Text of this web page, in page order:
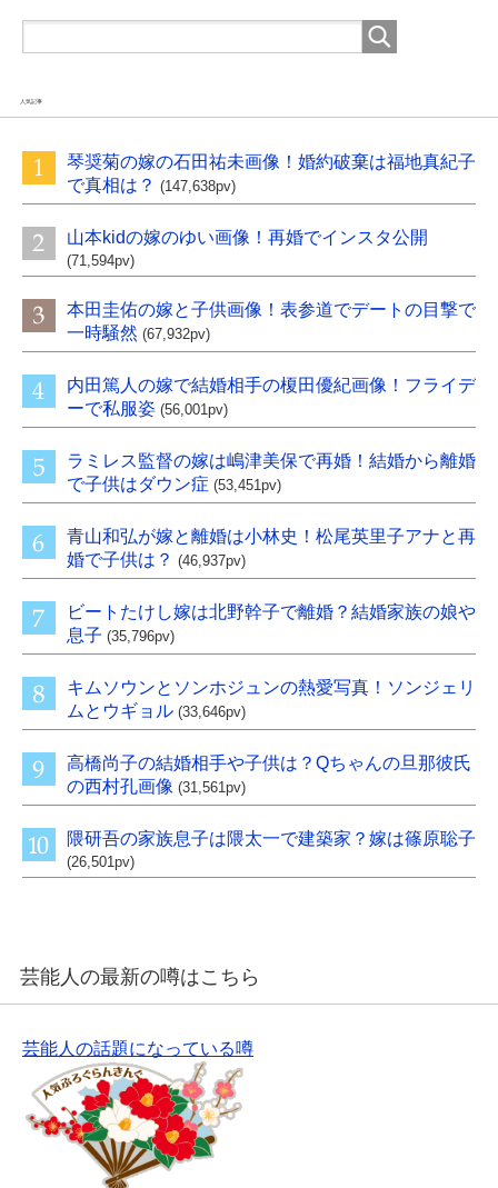
人気記事
琴奨菊の嫁の石田祐未画像！婚約破棄は福地真紀子
で真相は？ (147,638pv)
山本kidの嫁のゆい画像！再婚でインスタ公開
(71,594pv)
本田圭佑の嫁と子供画像！表参道でデートの目撃で
一時騒然 (67,932pv)
内田篤人の嫁で結婚相手の榎田優紀画像！フライデ
ーで私服姿 (56,001pv)
ラミレス監督の嫁は嶋津美保で再婚！結婚から離婚
で子供はダウン症 (53,451pv)
青山和弘が嫁と離婚は小林史！松尾英里子アナと再
婚で子供は？ (46,937pv)
ビートたけし嫁は北野幹子で離婚？結婚家族の娘や
息子 (35,796pv)
キムソウンとソンホジュンの熱愛写真！ソンジェリ
ムとウギョル (33,646pv)
高橋尚子の結婚相手や子供は？Qちゃんの旦那彼氏
の西村孔画像 (31,561pv)
隈研吾の家族息子は隈太一で建築家？嫁は篠原聡子
(26,501pv)
芸能人の最新の噂はこちら
芸能人の話題になっている噂